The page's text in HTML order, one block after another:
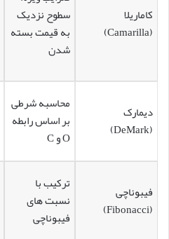
کاماریلا
(Camarilla)
سطوح نزدیک
به قیمت بسته
شدن
دیمارک
(DeMark)
محاسبه شرطی
بر اساس رابطه
O و C
فیبوناچی
(Fibonacci)
ترکیب با
نسبت های
فیبوناچی